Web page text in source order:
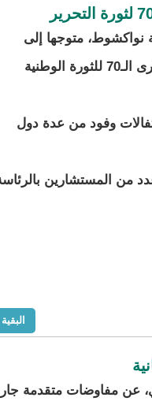
نواكشوط، متوجها إلى
الجزائر، للمشاركة في الاحتفالات المخلدة للذكرى الـ70 للثورة الوطنية
وفود من عدة دول
من المستشارين
البقية
عن مفاوضات متقدمة